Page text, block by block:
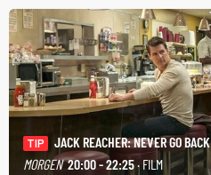
TIP
JACK REACHER: NEVER GO BACK
MORGEN 20:00 - 22:25· FILM